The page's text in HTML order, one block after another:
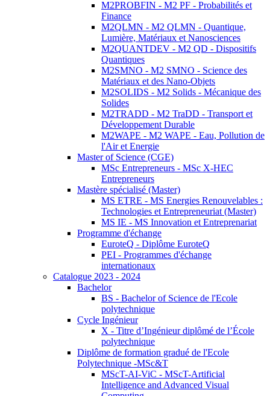
M2PROBFIN - M2 PF - Probabilités et
Finance
M2QLMN - M2 QLMN - Quantique,
Lumière, Matériaux et Nanosciences
M2QUANTDEV - M2 QD - Dispositifs
Quantiques
M2SMNO - M2 SMNO - Science des
Matériaux et des Nano-Objets
M2SOLIDS - M2 Solids - Mécanique des
Solides
M2TRADD - M2 TraDD - Transport et
Développement Durable
M2WAPE - M2 WAPE - Eau, Pollution de
l'Air et Energie
Master of Science (CGE)
MSc Entrepreneurs - MSc X-HEC
Entrepreneurs
Mastère spécialisé (Master)
MS ETRE - MS Energies Renouvelables :
Technologies et Entrepreneuriat (Master)
MS IE - MS Innovation et Entreprenariat
Programme d'échange
EuroteQ - Diplôme EuroteQ
PEI - Programmes d'échange
internationaux
Catalogue 2023 - 2024
Bachelor
BS - Bachelor of Science de l'Ecole
polytechnique
Cycle Ingénieur
X - Titre d’Ingénieur diplômé de l’École
polytechnique
Diplôme de formation gradué de l'Ecole
Polytechnique -MSc&T
MScT-AI-ViC - MScT-Artificial
Intelligence and Advanced Visual